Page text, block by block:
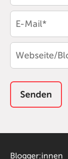
Blogger:innen